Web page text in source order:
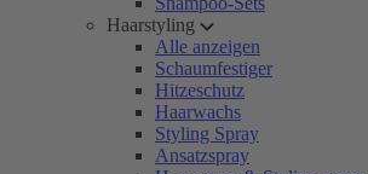
Haarstyling
Alle anzeigen
Schaumfestiger
Hitzeschutz
Haarwachs
Styling Spray
Ansatzspray